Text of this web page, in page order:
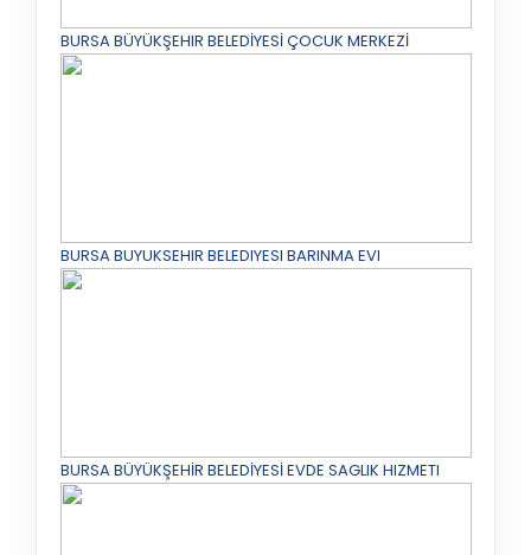
BURSA BÜYÜKŞEHIR BELEDİYESİ ÇOCUK MERKEZİ
BURSA BUYUKSEHIR BELEDIYESI BARINMA EVI
BURSA BÜYÜKŞEHİR BELEDİYESİ EVDE SAGLIK HIZMETI